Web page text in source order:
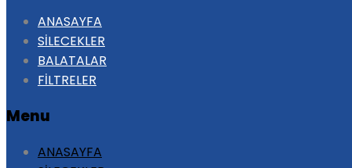
Skip
content
ANASAYFA
SİLECEKLER
BALATALAR
FİLTRELER
Menu
ANASAYFA